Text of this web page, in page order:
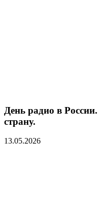
День радио в
страну.
13.05.2026